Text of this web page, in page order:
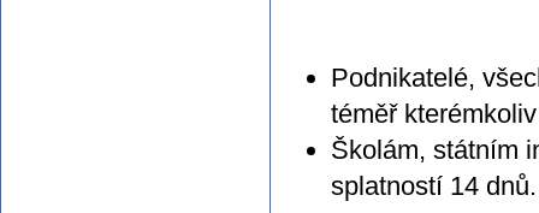
Podnikatelé,
téměř
Školám, státním
splatností 14 dnů.